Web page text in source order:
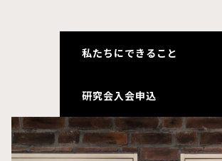
私たちにできること
研究会入会申込